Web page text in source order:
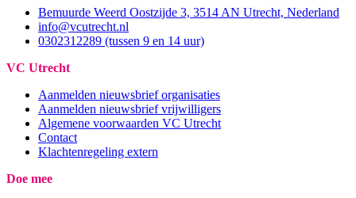
Bemuurde Weerd Oostzijde 3, 3514 AN Utrecht, Nederland
info@vcutrecht.nl
0302312289 (tussen 9 en 14 uur)
VC Utrecht
Aanmelden nieuwsbrief organisaties
Aanmelden nieuwsbrief vrijwilligers
Algemene voorwaarden VC Utrecht
Contact
Klachtenregeling extern
Doe mee